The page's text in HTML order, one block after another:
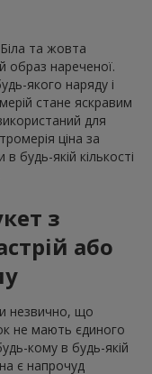
та жовта
образ нареченої.
якого наряду і
стане яскравим
для
ціна за
будь-якій кількості
з
або
незвично, що
не мають єдиного
кому в будь-якій
є напрочуд